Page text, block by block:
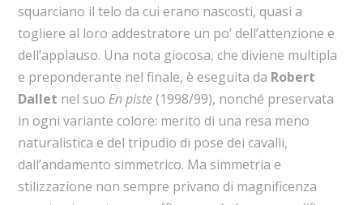
squarciano il telo da cui erano nascosti, quasi a
togliere al loro addestratore un po’ dell’attenzione e
dell’applauso. Una nota giocosa, che diviene multipla
e preponderante nel finale, è eseguita da Robert
Dallet nel suo En piste(1998/99), nonché preservata
in ogni variante colore: merito di una resa meno
naturalistica e del tripudio di pose dei cavalli,
dall’andamento simmetrico. Ma simmetria e
stilizzazione non sempre privano di magnificenza